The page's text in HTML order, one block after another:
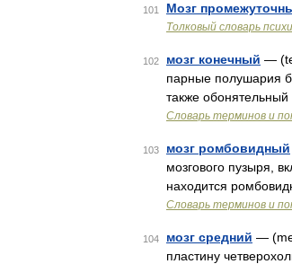
101 Мозг
Толковый словарь
102 мозг конечный —
парные полушария
также
Словарь терминов и
103 мозг ромбовидный
мозгового пузыря,
находится
Словарь терминов и
104 мозг средний —
пластину